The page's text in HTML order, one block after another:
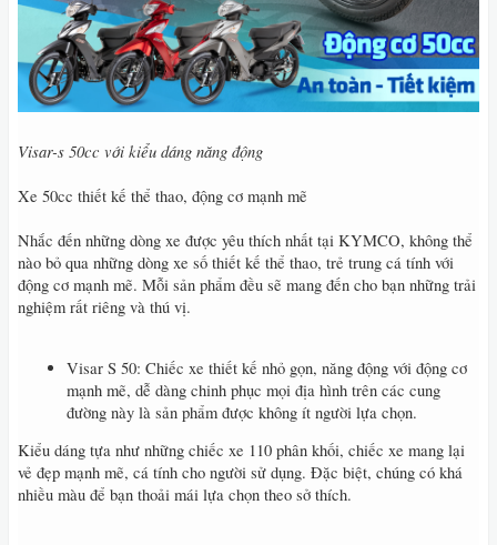
Visar-s 50cc với kiểu dáng năng động
Xe 50cc thiết kế thể thao, động cơ mạnh mẽ
Nhắc đến những dòng xe được yêu thích nhất tại KYMCO, không thể
nào bỏ qua những dòng xe số thiết kế thể thao, trẻ trung cá tính với
động cơ mạnh mẽ. Mỗi sản phẩm đều sẽ mang đến cho bạn những trải
nghiệm rất riêng và thú vị.
Visar S 50: Chiếc xe thiết kế nhỏ gọn, năng động với động cơ
mạnh mẽ, dễ dàng chinh phục mọi địa hình trên các cung
đường này là sản phẩm được không ít người lựa chọn.
Kiểu dáng tựa như những chiếc xe 110 phân khối, chiếc xe mang lại
vẻ đẹp mạnh mẽ, cá tính cho người sử dụng. Đặc biệt, chúng có khá
nhiều màu để bạn thoải mái lựa chọn theo sở thích.